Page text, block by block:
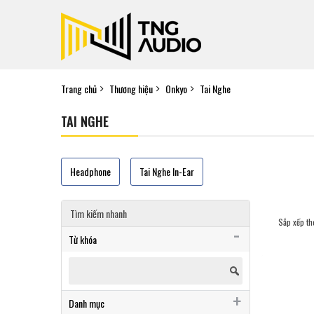
Trang chủ Thương hiệu Onkyo Tai Nghe
TAI NGHE
Headphone Tai Nghe In-Ear
Tìm kiếm nhanh
Từ khóa
Danh mục
Sắp xếp